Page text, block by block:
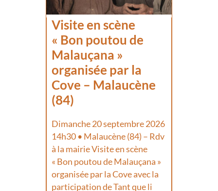
Visite en scène
« Bon poutou de
Malauçana »
organisée par la
Cove – Malaucène
(84)
Dimanche 20 septembre 2026
14h30 • Malaucène (84) – Rdv
à la mairie Visite en scène
« Bon poutou de Malauçana »
organisée par la Cove avec la
participation de Tant que li